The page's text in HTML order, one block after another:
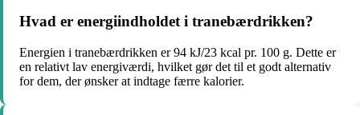
Hvad er energiindholdet i tranebærdrikken?
Energien i tranebærdrikken er 94 kJ/23 kcal pr. 100 g. Dette er
en relativt lav energiværdi, hvilket gør det til et godt alternativ
for dem, der ønsker at indtage færre kalorier.